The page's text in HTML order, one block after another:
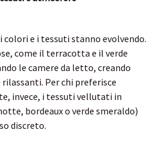
e i tessuti stanno evolvendo.
come il terracotta e il verde
le camere da letto, creando
Per chi preferisce
invece, i tessuti vellutati in
bordeaux o verde smeraldo)
discreto.